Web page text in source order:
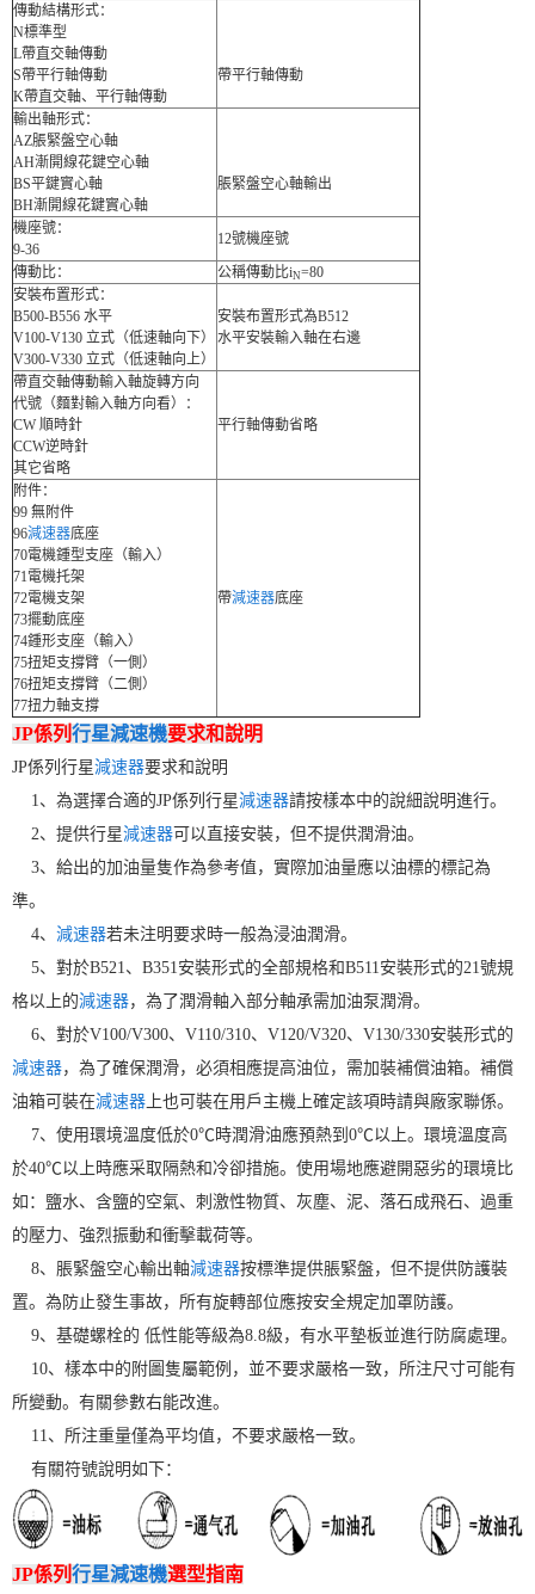
傳動結構形式：
N標準型
L帶直交軸傳動
S帶平行軸傳動
K帶直交軸、平行軸傳動
帶平行軸傳動
輸出軸形式：
AZ脹緊盤空心軸
AH漸開線花鍵空心軸
BS平鍵實心軸
BH漸開線花鍵實心軸
脹緊盤空心軸輸出
機座號：
9-36
12號機座號
傳動比：
公稱傳動比iN=80
安裝布置形式：
B500-B556 水平
V100-V130 立式（低速軸向下）
V300-V330 立式（低速軸向上）
安裝布置形式為B512
水平安裝輸入軸在右邊
帶直交軸傳動輸入軸旋轉方向
代號（麵對輸入軸方向看）：
CW 順時針
CCW逆時針
其它省略
平行軸傳動省略
附件：
99 無附件
96減速器底座
70電機鍾型支座（輸入）
71電機托架
72電機支架
73擺動底座
74鍾形支座（輸入）
75扭矩支撐臂（一側）
76扭矩支撐臂（二側）
77扭力軸支撐
帶減速器底座
JP係列行星減速機要求和說明
JP係列行星減速器要求和說明
1、為選擇合適的JP係列行星減速器請按樣本中的說細說明進行。
2、提供行星減速器可以直接安裝，但不提供潤滑油。
3、給出的加油量隻作為參考值，實際加油量應以油標的標記為
準。
4、 減速器若未注明要求時一般為浸油潤滑。
5、對於B521、B351安裝形式的全部規格和B511安裝形式的21號規
格以上的減速器，為了潤滑軸入部分軸承需加油泵潤滑。
6、對於V100/V300、V110/310、V120/V320、V130/330安裝形式的
減速器，為了確保潤滑，必須相應提高油位，需加裝補償油箱。補償
油箱可裝在減速器 上也可裝在用戶主機上確定該項時請與廠家聯係。
7、使用環境溫度低於0℃時潤滑油應預熱到0℃以上。環境溫度高
於40℃以上時應采取隔熱和冷卻措施。使用場地應避開惡劣的環境比
如：鹽水、含鹽的空氣、刺激性物質、灰塵、泥、落石成飛石、過重
的壓力、強烈振動和衝擊載荷等。
8、脹緊盤空心輸出軸減速器按標準提供脹緊盤，但不提供防護裝
置。為防止發生事故，所有旋轉部位應按安全規定加罩防護。
9、基礎螺栓的 低性能等級為8.8級，有水平墊板並進行防腐處理。
10、樣本中的附圖隻屬範例，並不要求嚴格一致，所注尺寸可能有
所變動。有關參數右能改進。
11、所注重量僅為平均值，不要求嚴格一致。
有關符號說明如下：
JP係列行星減速機選型指南